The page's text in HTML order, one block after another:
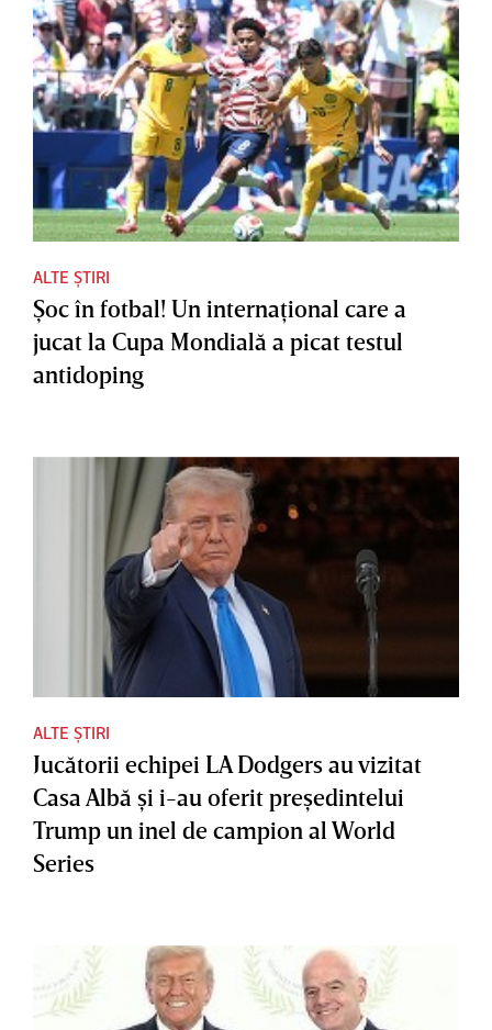
ALTE ȘTIRI
Şoc în fotbal! Un internaţional care a
jucat la Cupa Mondială a picat testul
antidoping
ALTE ȘTIRI
Jucătorii echipei LA Dodgers au vizitat
Casa Albă şi i-au oferit preşedintelui
Trump un inel de campion al World
Series